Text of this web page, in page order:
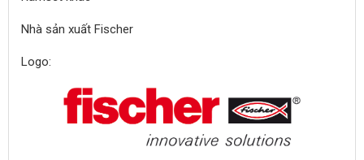
Nhà sản xuất Fischer
Logo: